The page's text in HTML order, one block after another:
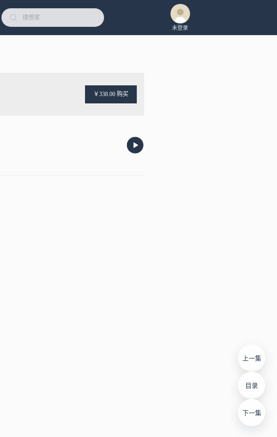
未登录
￥338.00 购买
上一集
目录
下一集